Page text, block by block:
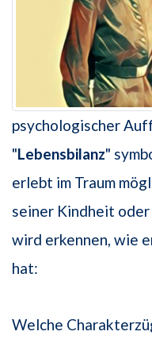
psychologischer
"Lebensbilanz"
erlebt im Traum
seiner Kindheit oder
wird erkennen, wie
hat:
Welche